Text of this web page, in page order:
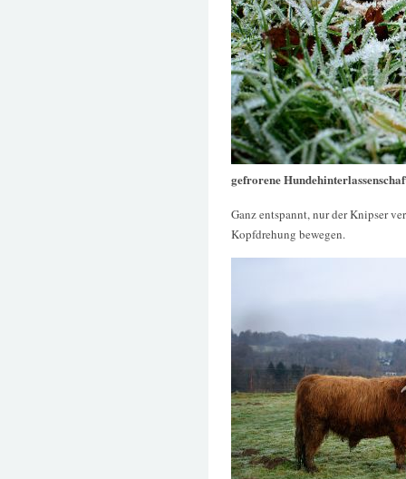
gefrorene
Ganz entspannt, nur der Knipser
Kopfdrehung bewegen.